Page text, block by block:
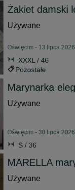
Żakiet damski
Używane
Oświęcim - 13 lipca 2026
XXXL / 46
Pozostałe
Marynarka
Używane
Oświęcim - 30 lipca 2026
S / 36
MARELLA
Używane